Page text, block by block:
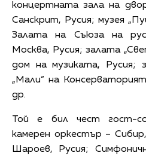
концертната зала на
Санскрит, Русия; музея
Залата на Съюза на
Москва, Русия; залата
дом на музиката, Русия;
„Мали“ на
др.
Той е бил чест гост-
камерен оркестър –
Шароев, Русия;